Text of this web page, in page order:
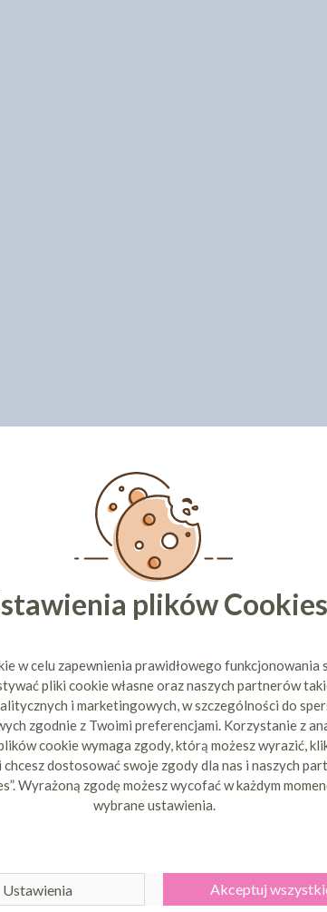
plików Cookies
w celu zapewnienia prawidłowego funkcjonowania
pliki cookie własne oraz naszych partnerów
i marketingowych, w szczególności do
zgodnie z Twoimi preferencjami. Korzystanie z
cookie wymaga zgody, którą możesz wyrazić,
chcesz dostosować swoje zgody dla nas i naszych
Wyrażoną zgodę możesz wycofać w każdym
wybrane ustawienia.
Ustawienia Akceptuj